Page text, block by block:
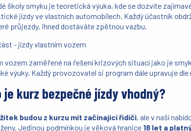
školy smyku je teoretická výuka, kde se dozvíte
jízdy ve vlastních automobilech. Každý účastník
průjezdy, ihned dostáváte zpětnou vazbu.
- jízdy vlastním vozem
vozem zaměřené na řešení krizových situací jako je
výuky. Každý provozovatel si program dále upravuje dle
je kurz bezpečné jízdy vhodný?
budou z kurzu mít začínající řidiči, ale v naší
Jedinou podmínkou je věková hranice 18 let a